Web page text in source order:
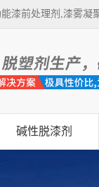
漆前处理剂,漆雾凝
碱性脱漆剂